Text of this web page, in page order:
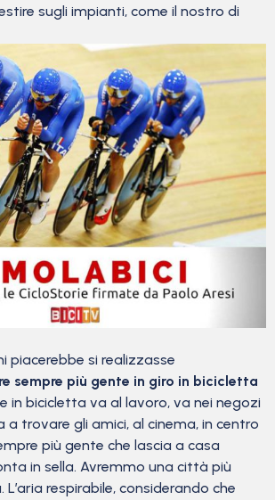
sugli impianti, come il nostro di
piacerebbe si realizzasse
sempre più gente in giro in bicicletta
in bicicletta va al lavoro, va nei negozi
a trovare gli amici, al cinema, in centro
più gente che lascia a casa
in sella. Avremmo una città più
respirabile, considerando che